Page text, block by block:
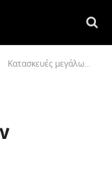
Κατασκευές μεγάλων οικοδομικών έργων